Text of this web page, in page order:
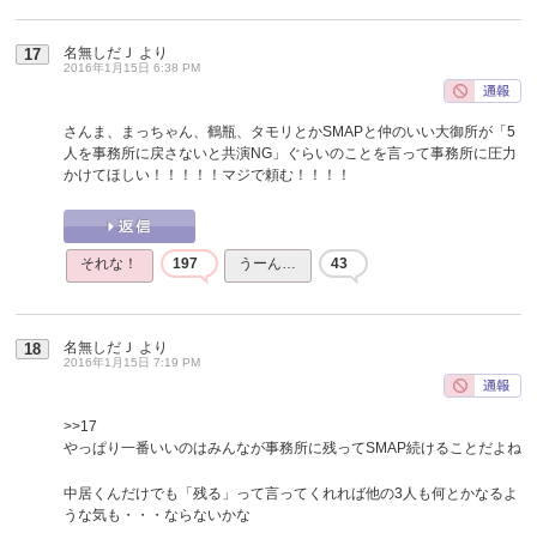
17 名無しだＪ より
2016年1月15日 6:38 PM
さんま、まっちゃん、鶴瓶、タモリとかSMAPと仲のいい大御所が「5
人を事務所に戻さないと共演NG」ぐらいのことを言って事務所に圧力
かけてほしい！！！！！マジで頼む！！！！
それな！ 197 うーん… 43
18 名無しだＪ より
2016年1月15日 7:19 PM
>>17
やっぱり一番いいのはみんなが事務所に残ってSMAP続けることだよね
中居くんだけでも「残る」って言ってくれれば他の3人も何とかなるよ
うな気も・・・ならないかな